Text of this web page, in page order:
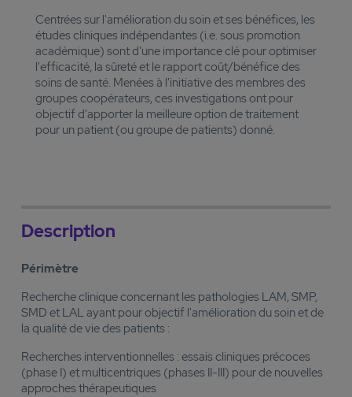
Centrées sur l'amélioration du soin et ses bénéfices, les
études cliniques indépendantes (i.e. sous promotion
académique) sont d'une importance clé pour optimiser
l'efficacité, la sûreté et le rapport coût/bénéfice des
soins de santé. Menées à l'initiative des membres des
groupes coopérateurs, ces investigations ont pour
objectif d'apporter la meilleure option de traitement
pour un patient (ou groupe de patients) donné.
Description
Périmètre
Recherche clinique concernant les pathologies LAM, SMP,
SMD et LAL ayant pour objectif l'amélioration du soin et de
la qualité de vie des patients :
Recherches interventionnelles : essais cliniques précoces
(phase I) et multicentriques (phases II-III) pour de nouvelles
approches thérapeutiques